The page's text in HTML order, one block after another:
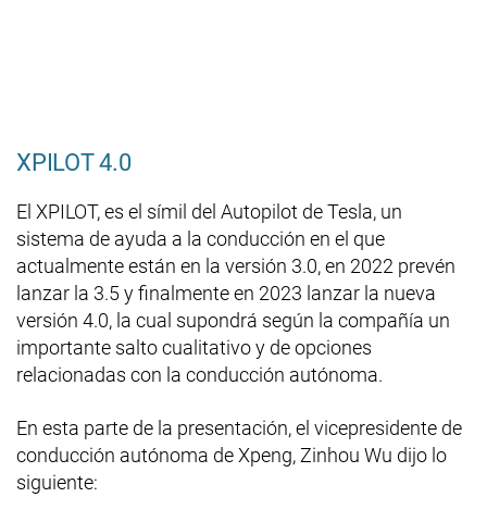
XPILOT 4.0
El XPILOT, es el símil del Autopilot de Tesla, un
sistema de ayuda a la conducción en el que
actualmente están en la versión 3.0, en 2022 prevén
lanzar la 3.5 y finalmente en 2023 lanzar la nueva
versión 4.0, la cual supondrá según la compañía un
importante salto cualitativo y de opciones
relacionadas con la conducción autónoma.
En esta parte de la presentación, el vicepresidente de
conducción autónoma de Xpeng, Zinhou Wu dijo lo
siguiente: